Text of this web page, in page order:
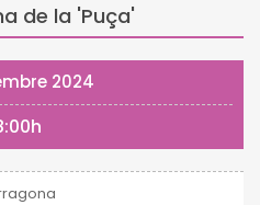
de la 'Puça'
2024